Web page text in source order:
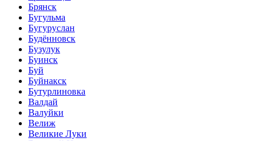
Брянск
Бугульма
Бугуруслан
Будённовск
Бузулук
Буинск
Буй
Буйнакск
Бутурлиновка
Валдай
Валуйки
Велиж
Великие Луки